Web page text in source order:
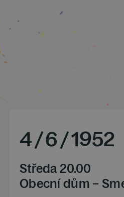
4/6/1952
Středa 20.00
Obecní dům –